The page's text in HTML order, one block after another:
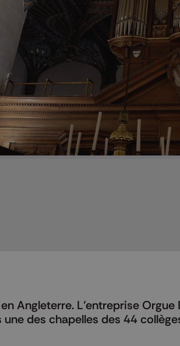
Angleterre. L’entreprise Orgue
des chapelles des 44